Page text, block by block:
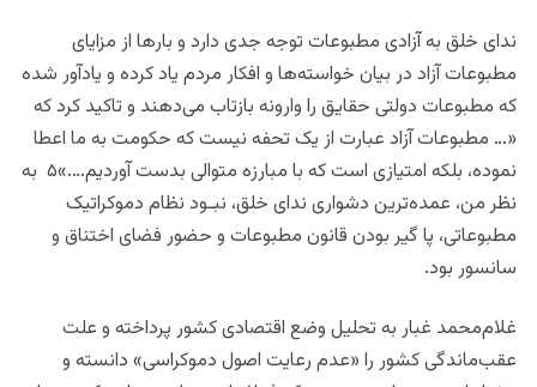
ندای خلق به آزادی مطبوعات توجه جدی دارد و بارها از مزایای
مطبوعات آزاد در بیان خواسته‌ها و افکار مردم یاد کرده و یادآور شده
که مطبوعات دولتی حقایق را وارونه بازتاب می‌دهند و تاکید کرد که
«… مطبوعات آزاد عبارت از یک تحفه نیست که حکومت به ما اعطا
نموده، بلکه امتیازی است که با مبارزه متوالی بدست آوردیم….»۵ به
نظر من، عمده‌ترین دشواری ندای خلق، نبـود نظام دموکراتیک
مطبوعاتی، پا گیر بودن قانون مطبوعات و حضور فضای اختناق و
سانسور بود.
غلام‌محمد غبار به تحلیل وضع اقتصادی کشور پرداخته و علت
عقب‌ماندگی کشور را «عدم رعایت اصول دموکراسی» دانسته و